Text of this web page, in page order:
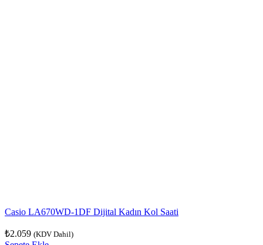
Casio LA670WD-1DF Dijital Kadın Kol Saati
₺2.059 (KDV Dahil)